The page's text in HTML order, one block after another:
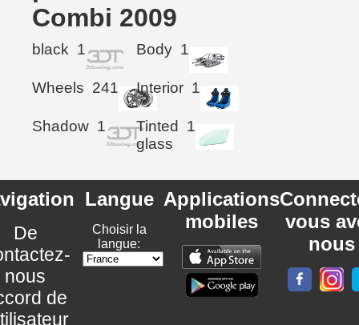
Combi 2009
black 1 Body 1
Wheels 241 Interior 1
Shadow 1
Tinted
glass
1
De
nous
de
Langue
Choisir la
langue:
Applications
mobiles
vous
nous